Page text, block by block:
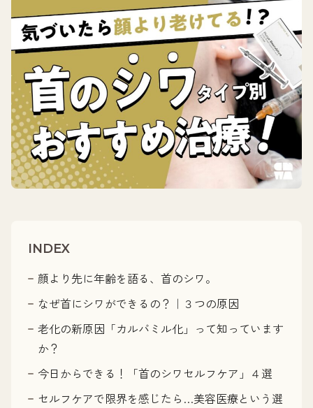
INDEX
顔より先に年齢を語る、首のシワ。
なぜ首にシワができるの？｜３つの原因
老化の新原因「カルバミル化」って知っています
か？
今日からできる！「首のシワセルフケア」４選
セルフケアで限界を感じたら…美容医療という選